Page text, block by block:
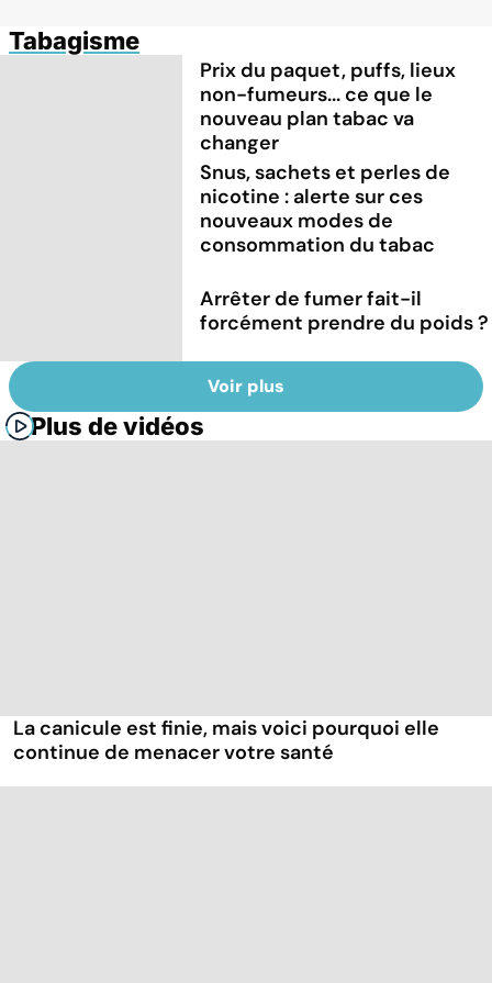
Tabagisme
Prix du paquet, puffs, lieux
non-fumeurs... ce que le
nouveau plan tabac va
changer
Snus, sachets et perles de
nicotine : alerte sur ces
nouveaux modes de
consommation du tabac
Arrêter de fumer fait-il
forcément prendre du poids ?
Voir plus
Plus de vidéos
La canicule est finie, mais voici pourquoi elle
continue de menacer votre santé